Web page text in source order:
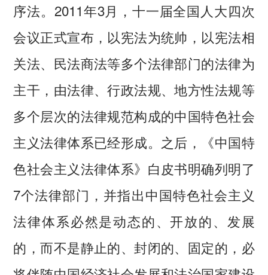
序法。2011年3月，十一届全国人大四次
会议正式宣布，以宪法为统帅，以宪法相
关法、民法商法等多个法律部门的法律为
主干，由法律、行政法规、地方性法规等
多个层次的法律规范构成的中国特色社会
主义法律体系已经形成。之后，《中国特
色社会主义法律体系》白皮书明确列明了
7个法律部门，并指出中国特色社会主义
法律体系必然是动态的、开放的、发展
的，而不是静止的、封闭的、固定的，必